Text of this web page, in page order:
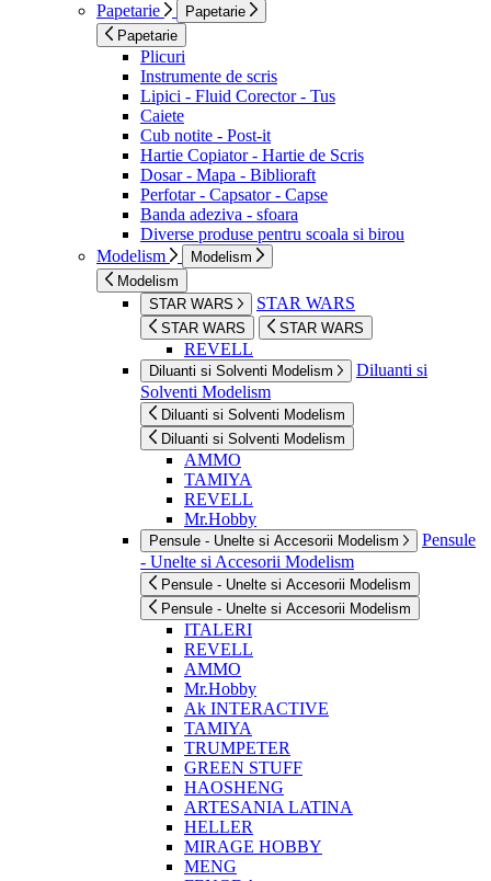
Papetarie
Papetarie
Papetarie
Plicuri
Instrumente de scris
Lipici - Fluid Corector - Tus
Caiete
Cub notite - Post-it
Hartie Copiator - Hartie de Scris
Dosar - Mapa - Biblioraft
Perfotar - Capsator - Capse
Banda adeziva - sfoara
Diverse produse pentru scoala si birou
Modelism
Modelism
Modelism
STAR WARS
STAR WARS
STAR WARS STAR WARS
REVELL
Diluanti si Solventi Modelism
Diluanti si
Solventi Modelism
Diluanti si Solventi Modelism
Diluanti si Solventi Modelism
AMMO
TAMIYA
REVELL
Mr.Hobby
Pensule - Unelte si Accesorii Modelism
Pensule
- Unelte si Accesorii Modelism
Pensule - Unelte si Accesorii Modelism
Pensule - Unelte si Accesorii Modelism
ITALERI
REVELL
AMMO
Mr.Hobby
Ak INTERACTIVE
TAMIYA
TRUMPETER
GREEN STUFF
HAOSHENG
ARTESANIA LATINA
HELLER
MIRAGE HOBBY
MENG